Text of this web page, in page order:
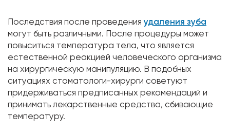
Последствия после проведения удаления зуба
могут быть различными. После процедуры может
повыситься температура тела, что является
естественной реакцией человеческого организма
на хирургическую манипуляцию. В подобных
ситуациях стоматологи-хирурги советуют
придерживаться предписанных рекомендаций и
принимать лекарственные средства, сбивающие
температуру.